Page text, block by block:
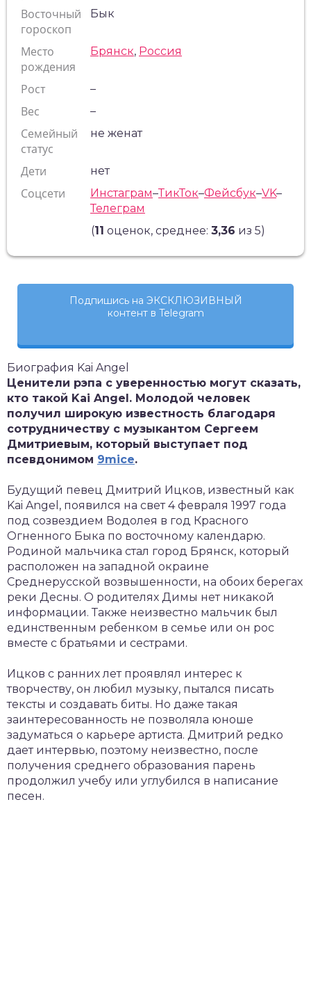
Восточный
гороскоп
Бык
Место
рождения
Брянск, Россия
Рост –
Вес –
Семейный
статус
не женат
Дети нет
Соцсети Инстаграм–ТикТок–Фейсбук–VK–
Телеграм
(11 оценок, среднее: 3,36 из 5)
Подпишись на ЭКСКЛЮЗИВНЫЙ
контент в Telegram
Биография Kai Angel
Ценители рэпа с уверенностью могут сказать,
кто такой Kai Angel. Молодой человек
получил широкую известность благодаря
сотрудничеству с музыкантом Сергеем
Дмитриевым, который выступает под
псевдонимом 9mice.
Будущий певец Дмитрий Ицков, известный как
Kai Angel, появился на свет 4 февраля 1997 года
под созвездием Водолея в год Красного
Огненного Быка по восточному календарю.
Родиной мальчика стал город Брянск, который
расположен на западной окраине
Среднерусской возвышенности, на обоих берегах
реки Десны. О родителях Димы нет никакой
информации. Также неизвестно мальчик был
единственным ребенком в семье или он рос
вместе с братьями и сестрами.
Ицков с ранних лет проявлял интерес к
творчеству, он любил музыку, пытался писать
тексты и создавать биты. Но даже такая
заинтересованность не позволяла юноше
задуматься о карьере артиста. Дмитрий редко
дает интервью, поэтому неизвестно, после
получения среднего образования парень
продолжил учебу или углубился в написание
песен.